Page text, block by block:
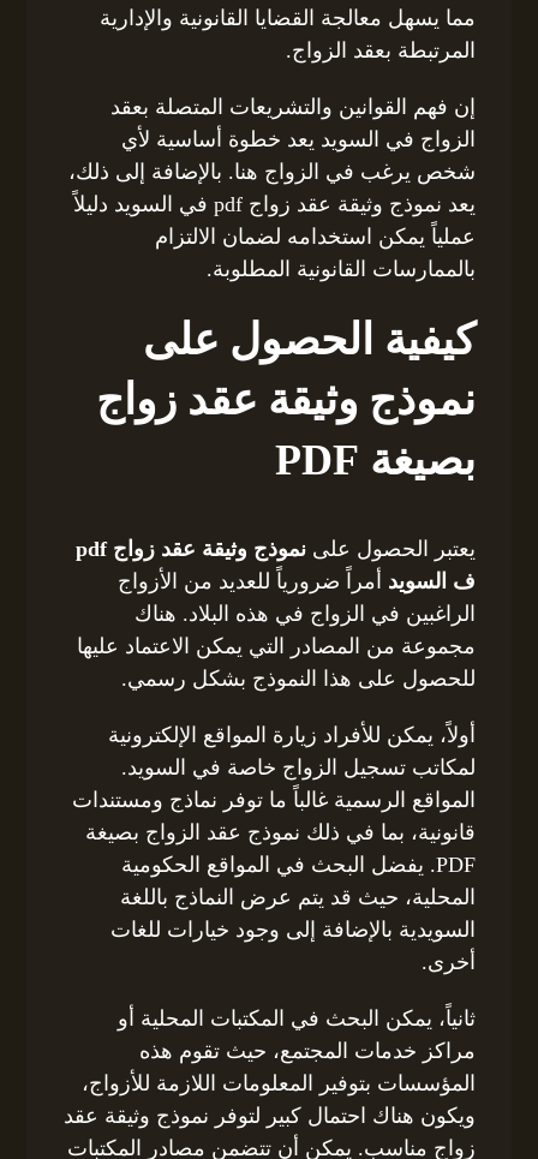
مما يسهل معالجة القضايا القانونية والإدارية
المرتبطة بعقد الزواج.
إن فهم القوانين والتشريعات المتصلة بعقد
الزواج في السويد يعد خطوة أساسية لأي
شخص يرغب في الزواج هنا. بالإضافة إلى ذلك،
يعد نموذج وثيقة عقد زواج pdf في السويد دليلاً
عملياً يمكن استخدامه لضمان الالتزام
بالممارسات القانونية المطلوبة.
كيفية الحصول على
نموذج وثيقة عقد زواج
بصيغة PDF
يعتبر الحصول على
نموذج وثيقة عقد زواج pdf
ف السويد أمراً ضرورياً للعديد من الأزواج
الراغبين في الزواج في هذه البلاد. هناك
مجموعة من المصادر التي يمكن الاعتماد عليها
للحصول على هذا النموذج بشكل رسمي.
أولاً، يمكن للأفراد زيارة المواقع الإلكترونية
لمكاتب تسجيل الزواج خاصة في السويد.
المواقع الرسمية غالباً ما توفر نماذج ومستندات
قانونية، بما في ذلك نموذج عقد الزواج بصيغة
PDF. يفضل البحث في المواقع الحكومية
المحلية، حيث قد يتم عرض النماذج باللغة
السويدية بالإضافة إلى وجود خيارات للغات
أخرى.
ثانياً، يمكن البحث في المكتبات المحلية أو
مراكز خدمات المجتمع، حيث تقوم هذه
المؤسسات بتوفير المعلومات اللازمة للأزواج،
ويكون هناك احتمال كبير لتوفر نموذج وثيقة عقد
زواج مناسب. يمكن أن تتضمن مصادر المكتبات